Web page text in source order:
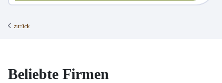
zurück
Beliebte Firmen